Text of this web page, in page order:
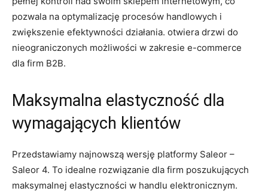
pozwala na optymalizację ⁣procesów handlowych i
zwiększenie efektywności ⁢działania. otwiera drzwi⁤ do
nieograniczonych ‍możliwości‌ w zakresie e-commerce
dla firm B2B.
Maksymalna elastyczność dla
wymagających klientów
Przedstawiamy najnowszą⁢ wersję platformy Saleor –
Saleor 4. To ‌idealne rozwiązanie‍ dla firm poszukujących​
maksymalnej elastyczności w handlu elektronicznym.